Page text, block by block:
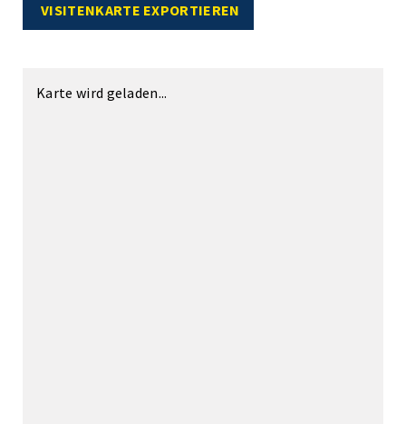
VISITENKARTE EXPORTIEREN
Karte wird geladen...